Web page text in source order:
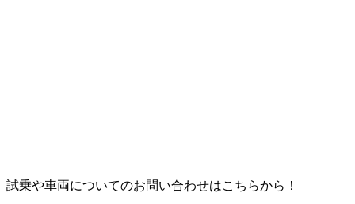
試乗や車両についてのお問い合わせはこちらから！